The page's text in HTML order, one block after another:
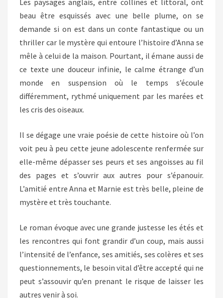
Les paysages anglais, entre collines et littoral, ont
beau être esquissés avec une belle plume, on se
demande si on est dans un conte fantastique ou un
thriller car le mystère qui entoure l’histoire d’Anna se
mêle à celui de la maison. Pourtant, il émane aussi de
ce texte une douceur infinie, le calme étrange d’un
monde en suspension où le temps s’écoule
différemment, rythmé uniquement par les marées et
les cris des oiseaux.
Il se dégage une vraie poésie de cette histoire où l’on
voit peu à peu cette jeune adolescente renfermée sur
elle-même dépasser ses peurs et ses angoisses au fil
des pages et s’ouvrir aux autres pour s’épanouir.
L’amitié entre Anna et Marnie est très belle, pleine de
mystère et très touchante.
Le roman évoque avec une grande justesse les étés et
les rencontres qui font grandir d’un coup, mais aussi
l’intensité de l’enfance, ses amitiés, ses colères et ses
questionnements, le besoin vital d’être accepté qui ne
peut s’assouvir qu’en prenant le risque de laisser les
autres venir à soi.